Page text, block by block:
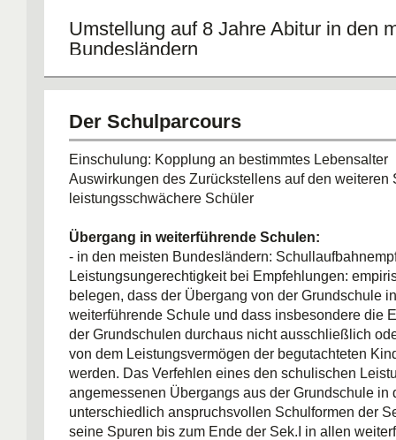
Umstellung auf 8 Jahre Abitur in den
Bundesländern
Sekundarstufe II: Unterricht nach
gymnasiale Oberstufe: ein Jahr
zwei Jahre Qualifikation
Der Schulparcours
Einschulung: Kopplung an bestimmtes Lebensalter
Auswirkungen des Zurückstellens auf den weiteren
leistungsschwächere Schüler
Übergang in weiterführende Schulen:
- in den meisten Bundesländern:
Leistungsungerechtigkeit bei Empfehlungen:
belegen, dass der Übergang von der Grundschule
weiterführende Schule und dass insbesondere die
der Grundschulen durchaus nicht ausschließlich
von dem Leistungsvermögen der begutachteten
werden. Das Verfehlen eines den schulischen
angemessenen Übergangs aus der Grundschule in
unterschiedlich anspruchsvollen Schulformen der
seine Spuren bis zum Ende der Sek.I in allen